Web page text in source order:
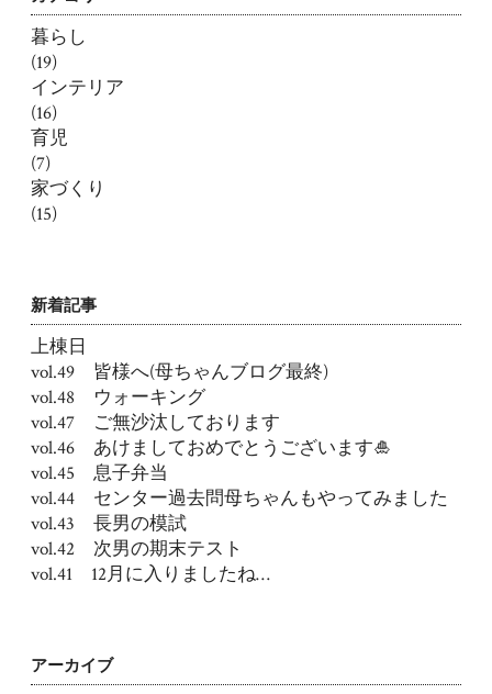
暮らし
(19)
インテリア
(16)
育児
(7)
家づくり
(15)
新着記事
上棟日
vol.49 皆様へ(母ちゃんブログ最終)
vol.48 ウォーキング
vol.47 ご無沙汰しております
vol.46 あけましておめでとうございます🎍
vol.45 息子弁当
vol.44 センター過去問母ちゃんもやってみました
vol.43 長男の模試
vol.42 次男の期末テスト
vol.41 12月に入りましたね…
アーカイブ